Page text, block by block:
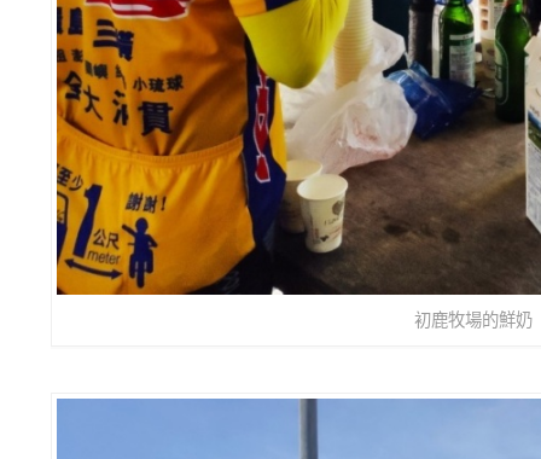
初鹿牧場的鮮奶